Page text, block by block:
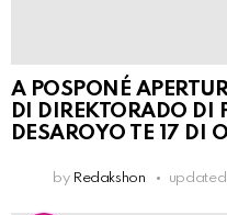
A POSPONÉ
DI DIREKTORADO DI
DESAROYO TE 17 DI
by Redakshon updated